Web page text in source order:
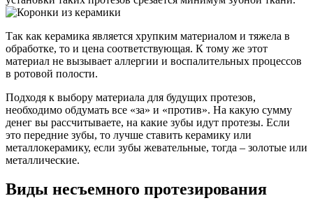
Так как керамика является хрупким материалом и тяжела в
обработке, то и цена соответствующая. К тому же этот
материал не вызывает аллергии и воспалительных процессов
в ротовой полости.
Подходя к выбору материала для будущих протезов,
необходимо обдумать все «за» и «против». На какую сумму
денег вы рассчитываете, на какие зубы идут протезы. Если
это передние зубы, то лучше ставить керамику или
металлокерамику, если зубы жевательные, тогда – золотые или
металлические.
Виды несъемного протезирования